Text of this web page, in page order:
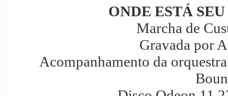
ONDE ESTÁ
Marcha de
Gravada por
Acompanhamento da